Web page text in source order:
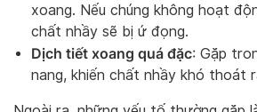
xoang. Nếu chúng không hoạt
chất nhầy sẽ bị ứ đọng.
Dịch tiết xoang quá đặc: Gặp
nang, khiến chất nhầy khó thoát